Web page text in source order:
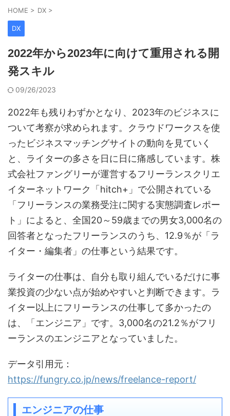
HOME > DX >
DX
2022年から2023年に向けて重用される開
発スキル
09/26/2023
2022年も残りわずかとなり、2023年のビジネスに
ついて考察が求められます。クラウドワークスを使
ったビジネスマッチングサイトの動向を見ていく
と、ライターの多さを日に日に痛感しています。株
式会社ファングリーが運営するフリーランスクリエ
イターネットワーク「hitch+」で公開されている
「フリーランスの業務受注に関する実態調査レポー
ト」によると、全国20～59歳までの男女3,000名の
回答者となったフリーランスのうち、12.9％が「ラ
イター・編集者」の仕事という結果です。
ライターの仕事は、自分も取り組んでいるだけに事
業投資の少ない点が始めやすいと判断できます。ラ
イター以上にフリーランスの仕事して多かったの
は、「エンジニア」です。3,000名の21.2％がフリ
ーランスのエンジニアとなっていました。
データ引用元：
https://fungry.co.jp/news/freelance-report/
エンジニアの仕事